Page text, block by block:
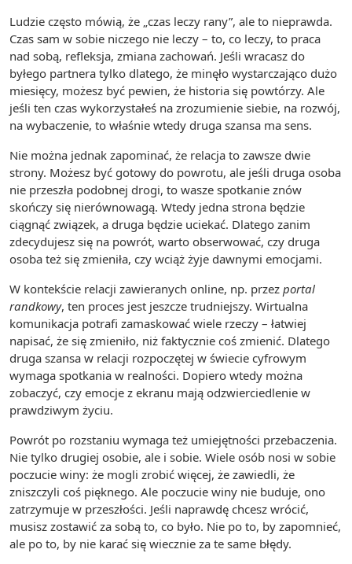
Ludzie często mówią, że „czas leczy rany”, ale to nieprawda.
Czas sam w sobie niczego nie leczy – to, co leczy, to praca
nad sobą, refleksja, zmiana zachowań. Jeśli wracasz do
byłego partnera tylko dlatego, że minęło wystarczająco dużo
miesięcy, możesz być pewien, że historia się powtórzy. Ale
jeśli ten czas wykorzystałeś na zrozumienie siebie, na rozwój,
na wybaczenie, to właśnie wtedy druga szansa ma sens.
Nie można jednak zapominać, że relacja to zawsze dwie
strony. Możesz być gotowy do powrotu, ale jeśli druga osoba
nie przeszła podobnej drogi, to wasze spotkanie znów
skończy się nierównowagą. Wtedy jedna strona będzie
ciągnąć związek, a druga będzie uciekać. Dlatego zanim
zdecydujesz się na powrót, warto obserwować, czy druga
osoba też się zmieniła, czy wciąż żyje dawnymi emocjami.
W kontekście relacji zawieranych online, np. przez portal
randkowy, ten proces jest jeszcze trudniejszy. Wirtualna
komunikacja potrafi zamaskować wiele rzeczy – łatwiej
napisać, że się zmieniło, niż faktycznie coś zmienić. Dlatego
druga szansa w relacji rozpoczętej w świecie cyfrowym
wymaga spotkania w realności. Dopiero wtedy można
zobaczyć, czy emocje z ekranu mają odzwierciedlenie w
prawdziwym życiu.
Powrót po rozstaniu wymaga też umiejętności przebaczenia.
Nie tylko drugiej osobie, ale i sobie. Wiele osób nosi w sobie
poczucie winy: że mogli zrobić więcej, że zawiedli, że
zniszczyli coś pięknego. Ale poczucie winy nie buduje, ono
zatrzymuje w przeszłości. Jeśli naprawdę chcesz wrócić,
musisz zostawić za sobą to, co było. Nie po to, by zapomnieć,
ale po to, by nie karać się wiecznie za te same błędy.